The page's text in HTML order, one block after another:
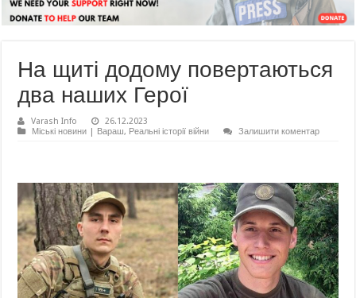
На щиті додому повертаються
два наших Герої
Varash Info
26.12.2023
Міські новини | Вараш, Реальні історії війни Залишити коментар